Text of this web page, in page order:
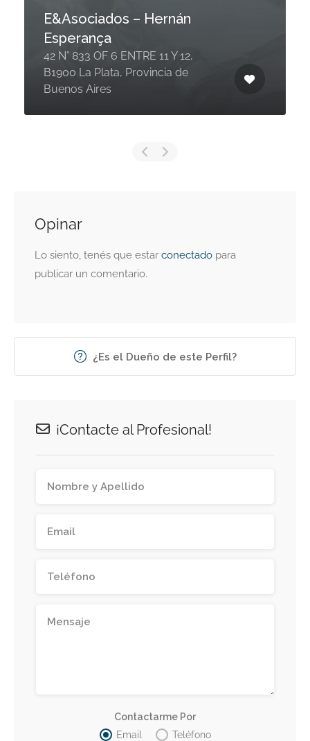
E&Asociados – Hernán
Esperança
42 N° 833 OF 6 ENTRE 11 Y 12,
B1900 La Plata, Provincia de
Buenos Aires
Opinar
Lo siento, tenés que estar conectado para
publicar un comentario.
¿Es el Dueño de este Perfil?
¡Contacte al Profesional!
Contactarme Por
Email
Teléfono